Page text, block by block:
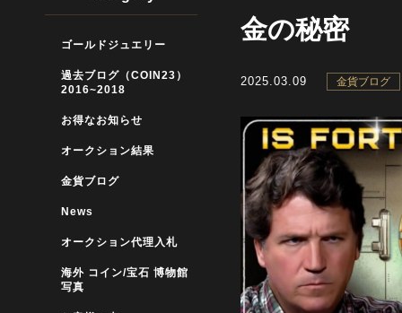
金の秘密
2025.03.09 金貨ブログ
ゴールドジュエリー
過去ブログ（COIN23）
2016~2018
お得なお知らせ
オークション結果
金貨ブログ
News
オークション代理入札
海外 コイン/宝石 博物館
写真